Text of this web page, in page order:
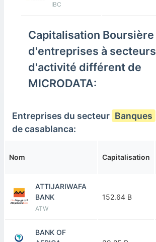
IBC
INVOLYS
INV
52.83 M
M2M GROUP
0.27 B
MONETIQUE
0.39 B
Capitalisation Boursière
d'entreprises à secteurs
d'activité différent de
MICRODATA:
Entreprises du secteur Banques
de casablanca:
Nom Capitalisation
ATTIJARIWAFA
BANK
ATW
152.64 B
BANK OF